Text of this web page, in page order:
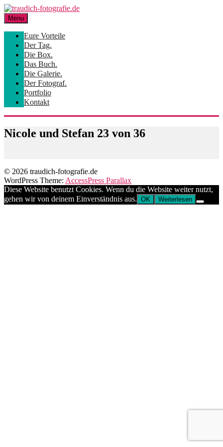
Skip
to
content
Menu
Eure Vorteile
Der Tag.
Die Box.
Das Buch.
Die Galerie.
Der Fotograf.
Portfolio
Kontakt
Nicole und Stefan 23 von 36
© 2026 traudich-fotografie.de
WordPress Theme: AccessPress Parallax
Diese Website benutzt Cookies. Wenn du die Website weiter nutzt,
gehen wir von deinem Einverständnis aus. OK Weiterlesen